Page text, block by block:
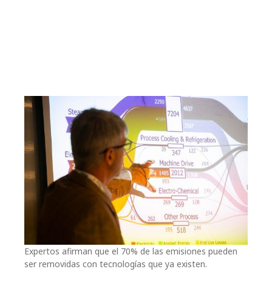
Expertos afirman que el 70% de las emisiones pueden
ser removidas con tecnologías que ya existen.